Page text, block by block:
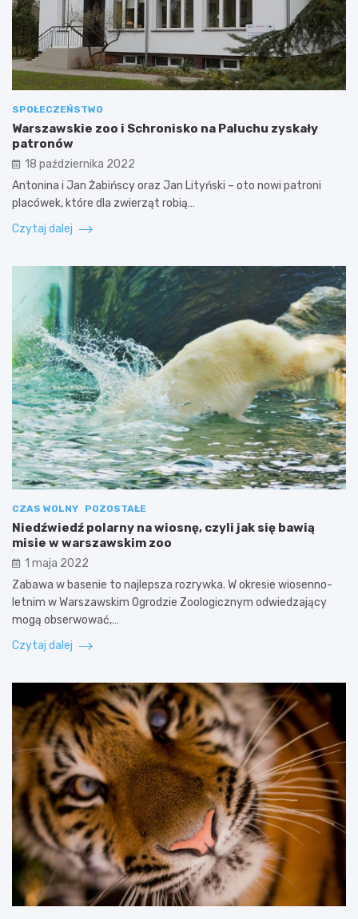
SPOŁECZEŃSTWO
Warszawskie zoo i Schronisko na Paluchu zyskały
patronów
18 października 2022
Antonina i Jan Żabińscy oraz Jan Lityński – oto nowi patroni
placówek, które dla zwierząt robią…
Czytaj dalej
CZAS WOLNY POZOSTAŁE
Niedźwiedź polarny na wiosnę, czyli jak się bawią
misie w warszawskim zoo
1 maja 2022
Zabawa w basenie to najlepsza rozrywka. W okresie wiosenno-
letnim w Warszawskim Ogrodzie Zoologicznym odwiedzający
mogą obserwować,…
Czytaj dalej